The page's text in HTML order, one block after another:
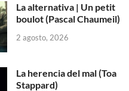
La alternativa | Un petit
boulot (Pascal Chaumeil)
2 agosto, 2026
La herencia del mal (Toa
Stappard)